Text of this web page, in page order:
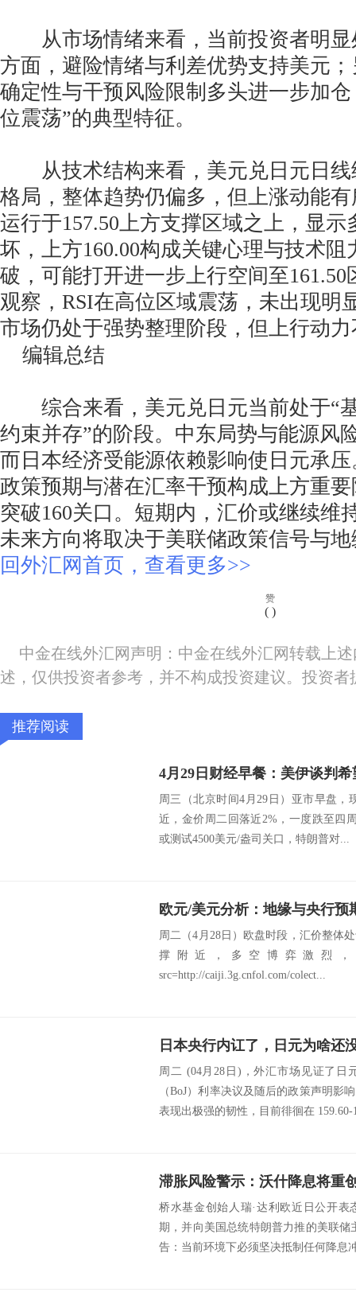
从市场情绪来看，当前投资者明显
方面，避险情绪与利差优势支持美元
确定性与干预风险限制多头进一步加
位震荡”的典型特征。
从技术结构来看，美元兑日元日线
格局，整体趋势仍偏多，但上涨动能
运行于157.50上方支撑区域之上，显
坏，上方160.00构成关键心理与技术阻
破，可能打开进一步上行空间至
观察，RSI在高位区域震荡，未出现明
市场仍处于强势整理阶段，但上行动
编辑总结
综合来看，美元兑日元当前处于“
约束并存”的阶段。中东局势与能源风
而日本经济受能源依赖影响使日元承
政策预期与潜在汇率干预构成上方重
突破160关口。短期内，汇价或继续维
未来方向将取决于美联储政策信号与
回外汇网首页，查看更多>>
赞
( )
中金在线外汇网声明：中金在线外汇网转载上
述，仅供投资者参考，并不构成投资建议。投资
推荐阅读
周三（北京时间4月29日）亚市早盘，
近，金价周二回落近2%，一度跌至四
或测试4500美元/盎司关口，特朗普对...
周二（4月28日）欧盘时段，汇价整体
撑附近，多空博弈激烈
src=http://caiji.3g.cnfol.com/colect...
周二 (04月28日)，外汇市场见证了日
（BoJ）利率决议及随后的政策声明影
表现出极强的韧性，目前徘徊在 159.60-
滞胀风险警示：沃什降息将重
桥水基金创始人瑞·达利欧近日公开
期，并向美国总统特朗普力推的美联储
告：当前环境下必须坚决抵制任何降息